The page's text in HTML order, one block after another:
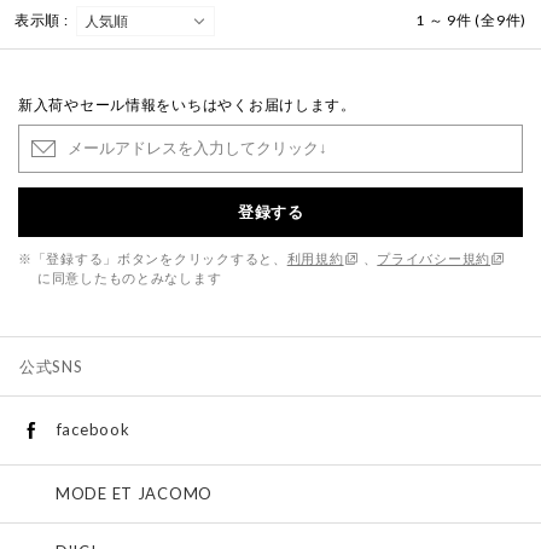
表示順 : 1 ～ 9件 (全9件)
新入荷やセール情報をいちはやくお届けします。
登録する
※「登録する」ボタンをクリックすると、 利用規約
プライバシー規約
に同意したものとみなします
公式SNS
facebook
MODE ET JACOMO